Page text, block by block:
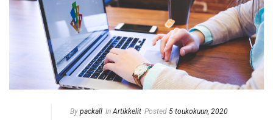
By packall In Artikkelit Posted 5 toukokuun, 2020